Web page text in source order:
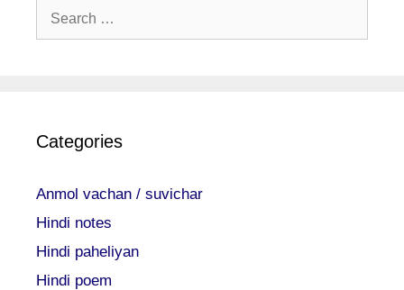
Search
Categories
Anmol vachan / suvichar
Hindi notes
Hindi paheliyan
Hindi poem